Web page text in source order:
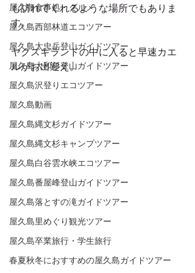
屋久島食事処・グルメ
屋久島西部林道エコツアー
屋久島太忠岳登山ガイドツアー
屋久島大和杉登山ガイドツアー
屋久島沢登りエコツアー
屋久島動画
屋久島縄文杉ガイドツアー
屋久島縄文杉キャンプツアー
屋久島白谷雲水峡エコツアー
屋久島番屋峰登山ガイドツアー
屋久島落とすの滝ガイドツアー
屋久島里めぐり観光ツアー
屋久島卒業旅行・学生旅行
春夏秋冬におすすめの屋久島ガイドツアー
も訪れてくれるような場所でもありま
す。
ヤクスギランドの中に入ると早速カエ
ルがお出迎え。